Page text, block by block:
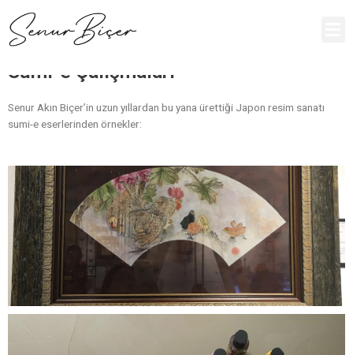
Sumi-e Çalışmaları
Senur Akın Biçer’in uzun yıllardan bu yana ürettiği Japon resim sanatı
sumi-e eserlerinden örnekler: